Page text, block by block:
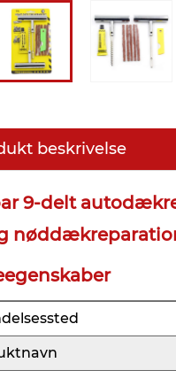
beskrivelse
9-delt